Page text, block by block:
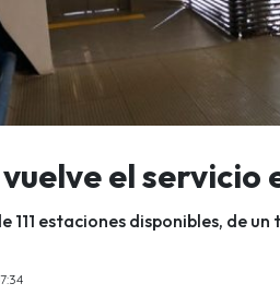
el servicio
111 estaciones disponibles, de un